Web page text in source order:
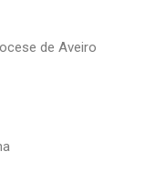
de Aveiro